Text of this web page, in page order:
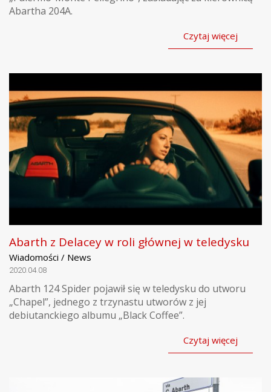
Abartha 204A.
Czytaj więcej
Abarth z Delacey w roli głównej w teledysku
Wiadomości / News
2020.04.08
Abarth 124 Spider pojawił się w teledysku do utworu
„Chapel”, jednego z trzynastu utworów z jej
debiutanckiego albumu „Black Coffee”.
Czytaj więcej